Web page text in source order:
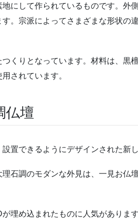
にして作られているものです。外
。宗派によってさまざまな形状の
くりとなっています。材料は、黒
されています。
仏壇
置できるようにデザインされた新
石調のモダンな外見は、一見お仏
埋め込まれたものに人気があります